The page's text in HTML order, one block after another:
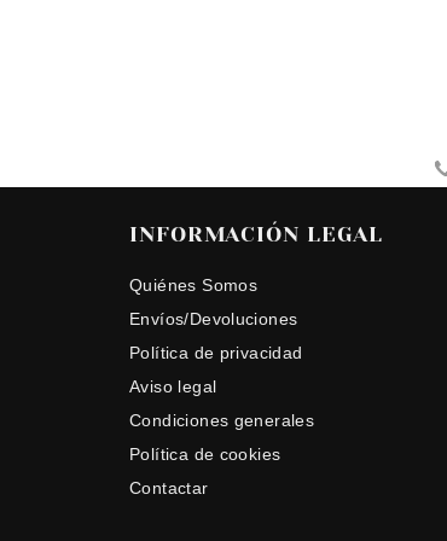
INFORMACIÓN LEGAL
Quiénes Somos
Envíos/Devoluciones
Política de privacidad
Aviso legal
Condiciones generales
Política de cookies
Contactar